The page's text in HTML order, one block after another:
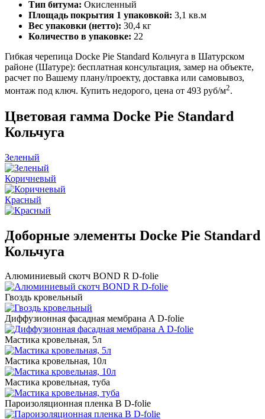
Тип битума: Окисленный
Площадь покрытия 1 упаковкой: 3,1 кв.м
Вес упаковки (нетто): 30,4 кг
Количество в упаковке: 22
Гибкая черепица Docke Pie Standard Кольчуга в Шатурском
районе (Шатуре): бесплатная консультация, замер на объекте,
расчет по Вашему плану/проекту, доставка или самовывоз,
монтаж под ключ. Купить недорого, цена от 493 руб/м2.
Цветовая гамма Docke Pie Standard
Кольчуга
Зеленый
Коричневый
Красный
Доборные элементы Docke Pie Standard
Кольчуга
Алюминиевый скотч BOND R D-folie
Гвоздь кровельный
Диффузионная фасадная мембрана A D-folie
Мастика кровельная, 5л
Мастика кровельная, 10л
Мастика кровельная, туба
Пароизоляционная пленка B D-folie